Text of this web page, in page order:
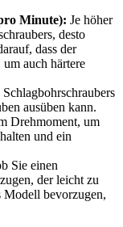
Minute): Je höher
desto
dass der
auch härtere
ausüben kann.
Drehmoment, um
und ein
Sie einen
der leicht zu
Modell bevorzugen,